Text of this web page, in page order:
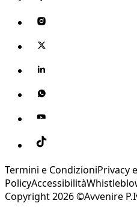
Termini e CondizioniPrivacy
PolicyAccessibilità
Copyright 2026 ©Avvenire